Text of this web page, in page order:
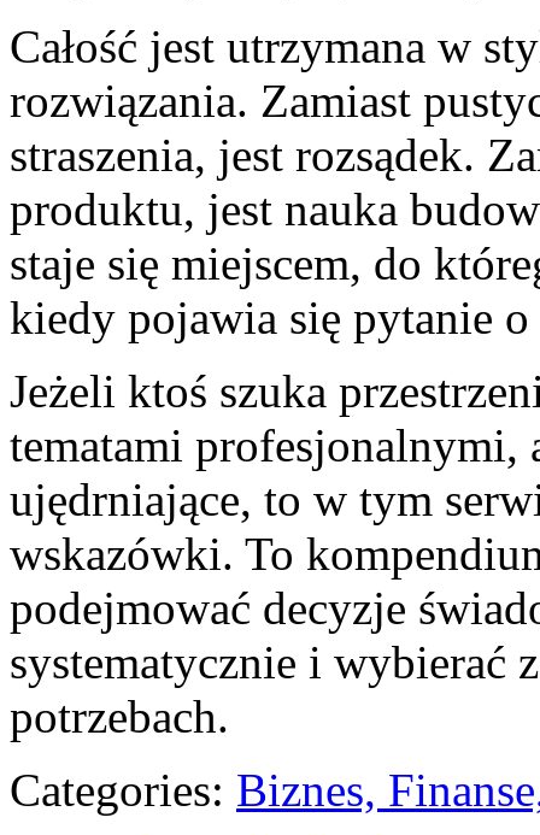
Całość jest utrzymana w
rozwiązania. Zamiast
straszenia, jest rozsądek.
produktu, jest nauka
staje się miejscem, do
kiedy pojawia się pytanie o
Jeżeli ktoś szuka
tematami profesjonalnymi,
ujędrniające, to w tym
wskazówki. To
podejmować decyzje
systematycznie i wybierać
potrzebach.
Categories: Biznes,